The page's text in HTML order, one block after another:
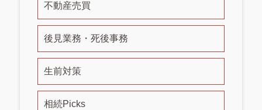
不動産売買
後見業務・死後事務
生前対策
相続Picks